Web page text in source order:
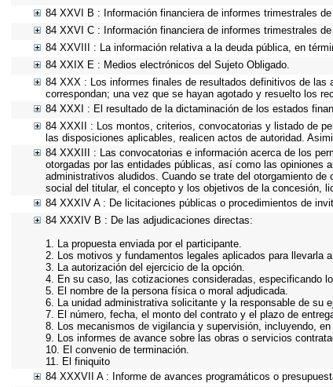
84 XXVI B : Información financiera de informes trimestrales
84 XXVI C : Información financiera de informes trimestrales
84 XXVIII : La información relativa a la deuda pública, en
84 XXIX E : Medios electrónicos del Sujeto Obligado.
84 XXX : Los informes finales de resultados definitivos de
correspondan; una vez que se hayan agotado y resuelto los
84 XXXI : El resultado de la dictaminación de los estados
84 XXXII : Los montos, criterios, convocatorias y listado de
las disposiciones aplicables, realicen actos de autoridad.
84 XXXIII : Las convocatorias e información acerca de los
otorgadas por las entidades públicas, así como las opiniones
administrativos aludidos. Cuando se trate del otorgamiento
social del titular, el concepto y los objetivos de la concesión,
84 XXXIV A : De licitaciones públicas o procedimientos de
84 XXXIV B : De las adjudicaciones directas:
1. La propuesta enviada por el participante.
2. Los motivos y fundamentos legales aplicados para llevarla
3. La autorización del ejercicio de la opción.
4. En su caso, las cotizaciones consideradas, especificando
5. El nombre de la persona física o moral adjudicada.
6. La unidad administrativa solicitante y la responsable de su
7. El número, fecha, el monto del contrato y el plazo de
8. Los mecanismos de vigilancia y supervisión, incluyendo,
9. Los informes de avance sobre las obras o servicios
10. El convenio de terminación.
11. El finiquito
84 XXXVII A : Informe de avances programáticos o